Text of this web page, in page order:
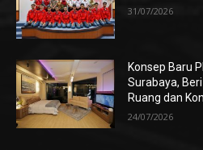
31/07/2026
Konsep Baru
Surabaya,
Ruang dan
24/07/2026